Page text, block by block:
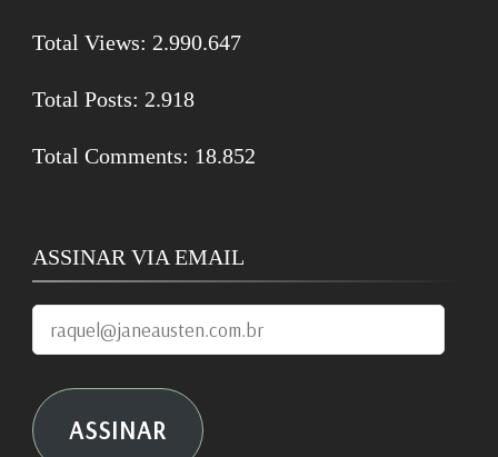
Total Views: 2.990.647
Total Posts: 2.918
Total Comments: 18.852
ASSINAR VIA EMAIL
raquel@janeausten.com.br
ASSINAR